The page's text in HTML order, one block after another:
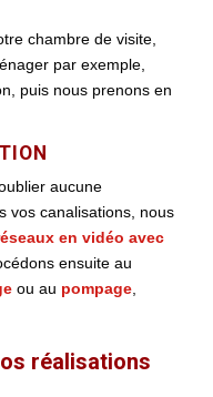
chambre de visite,
par exemple,
puis nous prenons en
aucune
vos canalisations, nous
en vidéo avec
ensuite au
ou au pompage,
réalisations